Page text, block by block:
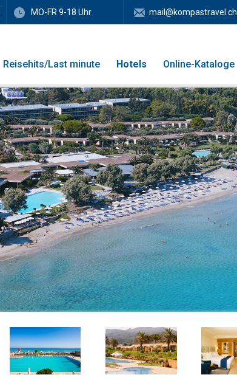
MO-FR 9-18 Uhr mail@kompastravel.ch
Reisehits/Last minute Hotels Online-Kataloge